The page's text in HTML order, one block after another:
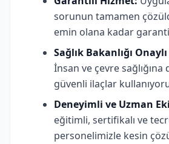
sorunun tamamen
emin olana kadar garanti
Sağlık Bakanlığı
İnsan ve çevre
güvenli ilaçlar
Deneyimli ve Uzman
eğitimli, sertifikalı ve
personelimizle kesin